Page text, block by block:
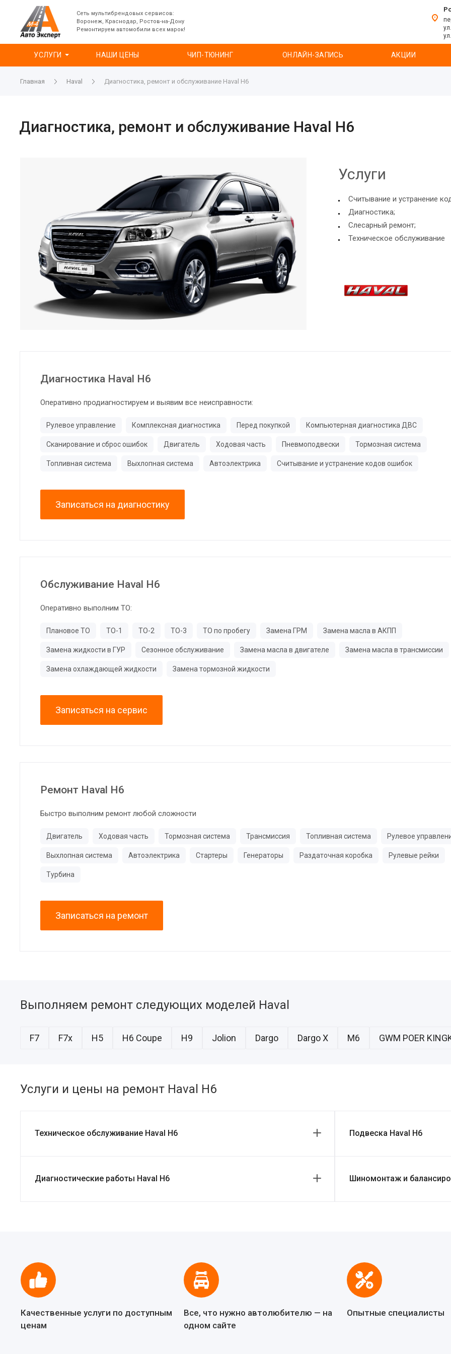
Сеть мультибрендовых сервисов:
Воронеж, Краснодар, Ростов-на-Дону
Ремонтируем автомобили всех марок!
УСЛУГИ НАШИ ЦЕНЫ ЧИП-ТЮНИНГ ОНЛАЙН-ЗАПИСЬ АКЦИИ
Главная Haval Диагностика, ремонт и обслуживание Haval H6
Диагностика, ремонт и обслуживание Haval H6
Услуги
Считывание и устранение
Диагностика;
Слесарный ремонт;
Техническое обслуживание
Диагностика Haval H6
Оперативно продиагностируем и выявим все неисправности:
Рулевое управление Комплексная диагностика Перед покупкой Компьютерная диагностика ДВС
Сканирование и сброс ошибок Двигатель Ходовая часть Пневмоподвески Тормозная система
Топливная система Выхлопная система Автоэлектрика Считывание и устранение кодов ошибок
Записаться на диагностику
Обслуживание Haval H6
Оперативно выполним ТО:
Плановое ТО ТО-1 ТО-2 ТО-3 ТО по пробегу Замена ГРМ Замена масла в АКПП
Замена жидкости в ГУР Сезонное обслуживание Замена масла в двигателе Замена масла в трансмиссии
Замена охлаждающей жидкости Замена тормозной жидкости
Записаться на сервис
Ремонт Haval H6
Быстро выполним ремонт любой сложности
Двигатель Ходовая часть Тормозная система Трансмиссия Топливная система Рулевое
Выхлопная система Автоэлектрика Стартеры Генераторы Раздаточная коробка Рулевые рейки
Турбина
Записаться на ремонт
Выполняем ремонт следующих моделей Haval
F7 F7x H5 H6 Coupe H9 Jolion Dargo Dargo X M6 GWM POER
Услуги и цены на ремонт Haval H6
Техническое обслуживание Haval H6 Подвеска Haval H6
Диагностические работы Haval H6 Шиномонтаж и
Качественные услуги по доступным
ценам
Все, что нужно автолюбителю — на
одном сайте
Опытные специалисты